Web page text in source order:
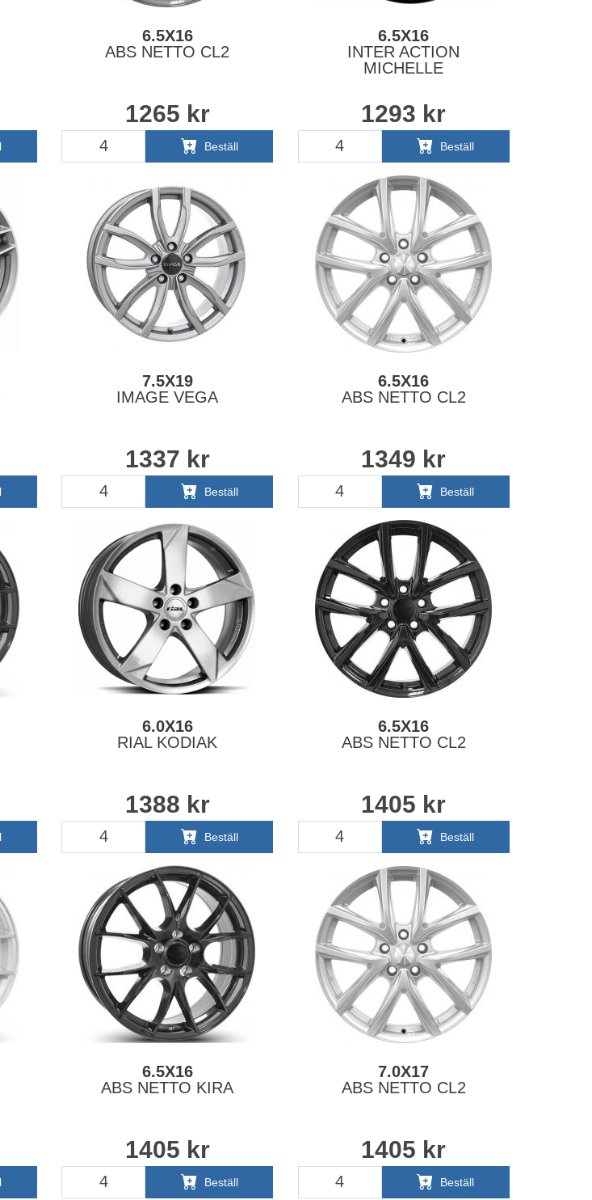
6.5X16
ABS NETTO CL2
1265 kr
Beställ
6.5X16
INTER ACTION
MICHELLE
1293 kr
Beställ
7.5X19
IMAGE VEGA
1337 kr
Beställ
6.5X16
ABS NETTO CL2
1349 kr
Beställ
6.0X16
RIAL KODIAK
1388 kr
Beställ
6.5X16
ABS NETTO CL2
1405 kr
Beställ
6.5X16
ABS NETTO KIRA
1405 kr
Beställ
7.0X17
ABS NETTO CL2
1405 kr
Beställ